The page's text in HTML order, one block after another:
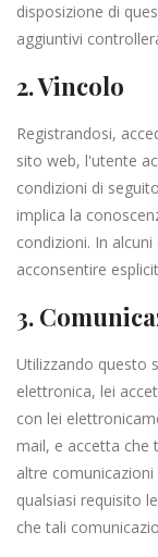
disposizione di
aggiuntivi
2. Vincolo
Registrandosi,
sito web, l'utente
condizioni di
implica la
condizioni. In
acconsentire
3.
Utilizzando questo
elettronica, lei
con lei
mail, e accetta che
altre
qualsiasi requisito
che tali